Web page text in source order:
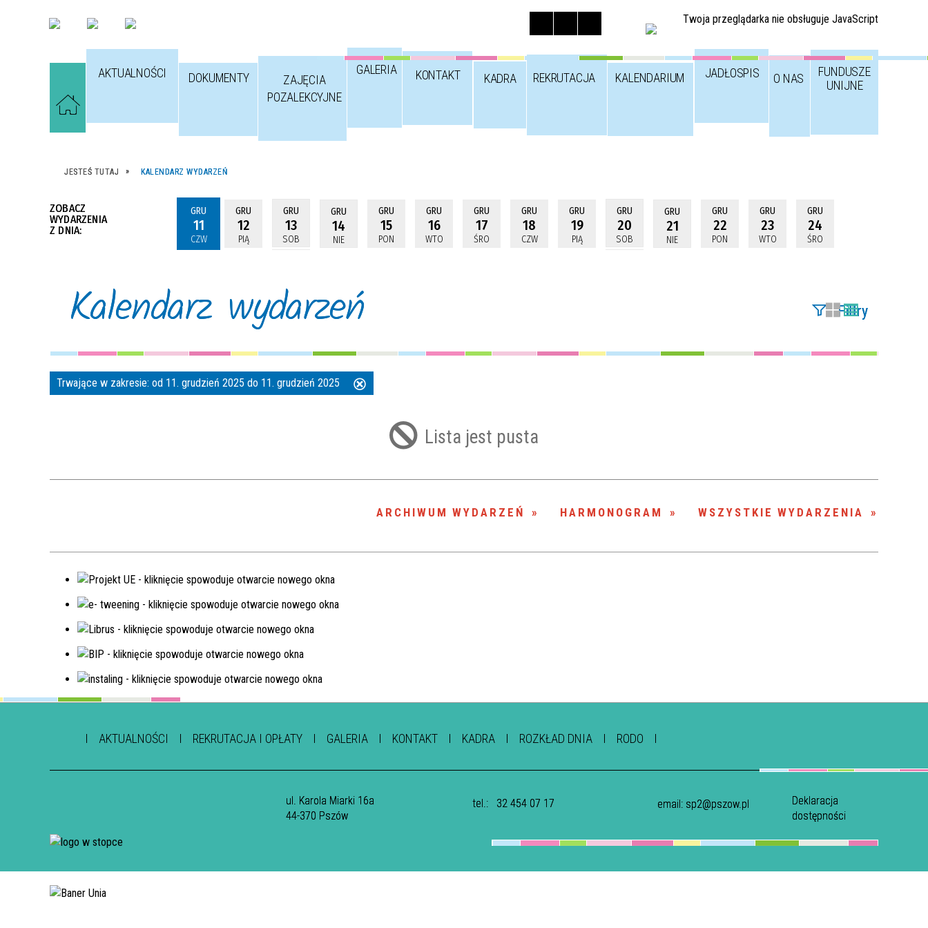
Twoja przeglądarka nie obsługuje JavaScript
AKTUALNOŚCI DOKUMENTY
ZAJĘCIA
POZALEKCYJNE
GALERIA KONTAKT KADRA REKRUTACJA KALENDARIUM JADŁOSPIS O NAS
FUNDUSZE
UNIJNE
JESTEŚ TUTAJ KALENDARZ WYDARZEŃ
ZOBACZ
WYDARZENIA
Z DNIA:
GRU
11
CZW
GRU
12
PIĄ
GRU
13
SOB
GRU
14
NIE
GRU
15
PON
GRU
16
WTO
GRU
17
ŚRO
GRU
18
CZW
GRU
19
PIĄ
GRU
20
SOB
GRU
21
NIE
GRU
22
PON
GRU
23
WTO
GRU
24
ŚRO
Kalendarz wydarzeń Filtry
Szukana fraza
Miejsce
Organizator
Trwające w zakresie: od 11. grudzień 2025 do 11. grudzień 2025
Lista jest pusta
WSZYSTKIE WYDARZENIA
HARMONOGRAM
ARCHIWUM WYDARZEŃ
AKTUALNOŚCI REKRUTACJA I OPŁATY GALERIA KONTAKT KADRA ROZKŁAD DNIA RODO
ul. Karola Miarki 16a
44-370 Pszów
tel.: 32 454 07 17 email: sp2@pszow.pl
Deklaracja
dostępności